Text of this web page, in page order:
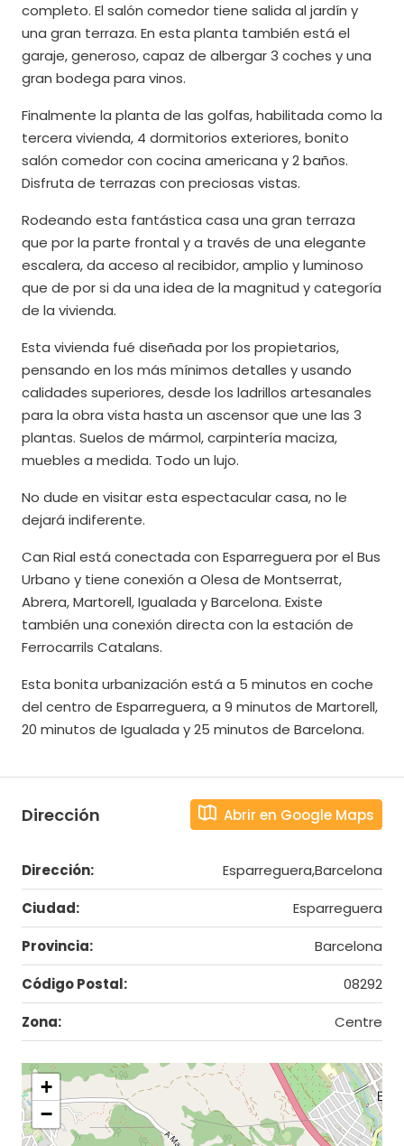
completo. El salón comedor tiene salida al jardín y
una gran terraza. En esta planta también está el
garaje, generoso, capaz de albergar 3 coches y una
gran bodega para vinos.
Finalmente la planta de las golfas, habilitada como la
tercera vivienda, 4 dormitorios exteriores, bonito
salón comedor con cocina americana y 2 baños.
Disfruta de terrazas con preciosas vistas.
Rodeando esta fantástica casa una gran terraza
que por la parte frontal y a través de una elegante
escalera, da acceso al recibidor, amplio y luminoso
que de por si da una idea de la magnitud y categoría
de la vivienda.
Esta vivienda fué diseñada por los propietarios,
pensando en los más mínimos detalles y usando
calidades superiores, desde los ladrillos artesanales
para la obra vista hasta un ascensor que une las 3
plantas. Suelos de mármol, carpintería maciza,
muebles a medida. Todo un lujo.
No dude en visitar esta espectacular casa, no le
dejará indiferente.
Can Rial está conectada con Esparreguera por el Bus
Urbano y tiene conexión a Olesa de Montserrat,
Abrera, Martorell, Igualada y Barcelona. Existe
también una conexión directa con la estación de
Ferrocarrils Catalans.
Esta bonita urbanización está a 5 minutos en coche
del centro de Esparreguera, a 9 minutos de Martorell,
20 minutos de Igualada y 25 minutos de Barcelona.
Dirección Abrir en Google Maps
Dirección:
Esparreguera,Barcelona
Ciudad:
Esparreguera
Provincia:
Barcelona
Código Postal:
08292
Zona:
Centre
+
−